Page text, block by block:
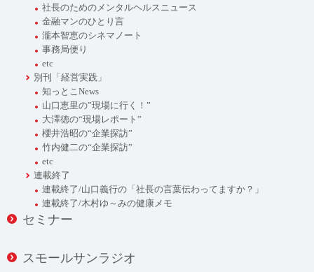
社長のためのメンタルヘルスニュース
金融マンのひとり言
瀧本智恵のシネマノート
事務局便り
etc
別刊「経営実践」
知っとこNews
山口恵里の”現場に行く！”
大澤徳の“現場レポート”
櫻井浩昭の“企業探訪”
竹内健二の“企業探訪”
etc
連載終了
連載終了/山口義行の「社長の言葉伝わってますか？」
連載終了/木村ゆ～みの健康メモ
セミナー
スモールサンラジオ